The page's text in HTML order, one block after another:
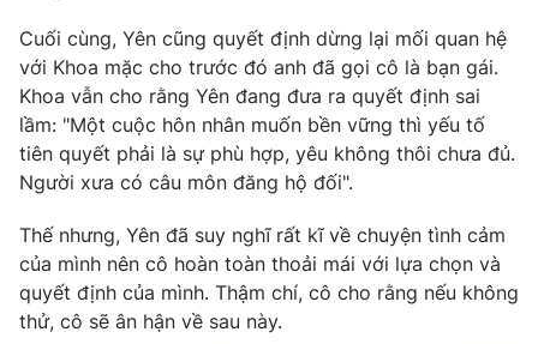
Cuối cùng, Yên cũng quyết định dừng lại mối quan hệ
với Khoa mặc cho trước đó anh đã gọi cô là bạn gái.
Khoa vẫn cho rằng Yên đang đưa ra quyết định sai
lầm: "Một cuộc hôn nhân muốn bền vững thì yếu tố
tiên quyết phải là sự phù hợp, yêu không thôi chưa đủ.
Người xưa có câu môn đăng hộ đối".
Thế nhưng, Yên đã suy nghĩ rất kĩ về chuyện tình cảm
của mình nên cô hoàn toàn thoải mái với lựa chọn và
quyết định của mình. Thậm chí, cô cho rằng nếu không
thử, cô sẽ ân hận về sau này.